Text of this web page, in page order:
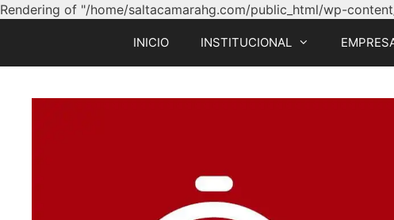
Rendering of "/home/saltacamarahg.com/public_html/wp-
INICIO INSTITUCIONAL